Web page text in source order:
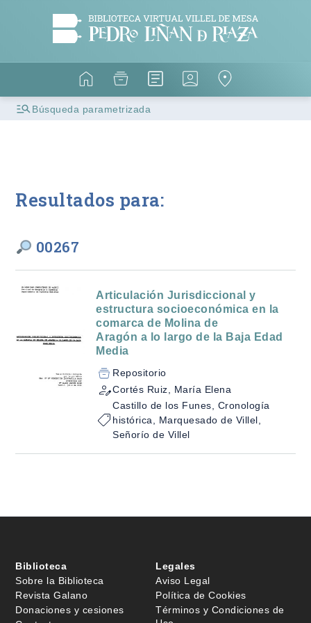
Búsqueda parametrizada
Resultados para:
00267
Articulación Jurisdiccional y
estructura socioeconómica en la
comarca de Molina de
Aragón a lo largo de la Baja Edad
Media
Repositorio
Cortés Ruiz, María Elena
Castillo de los Funes, Cronología
histórica, Marquesado de Villel,
Señorío de Villel
Biblioteca
Sobre la Biblioteca
Revista Galano
Donaciones y cesiones
Legales
Aviso Legal
Política de Cookies
Términos y Condiciones de